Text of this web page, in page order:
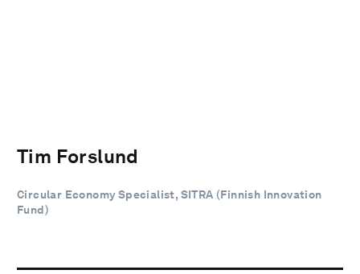
Tim Forslund
Circular Economy Specialist, SITRA (Finnish Innovation
Fund)